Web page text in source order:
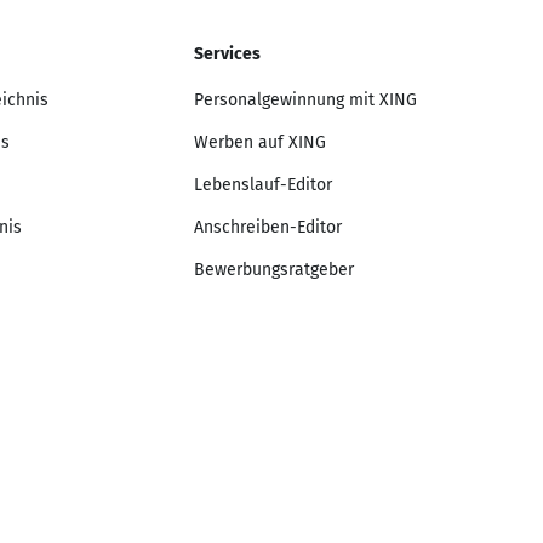
Services
Personalgewinnung mit XING
Werben auf XING
Lebenslauf-Editor
Anschreiben-Editor
Bewerbungsratgeber